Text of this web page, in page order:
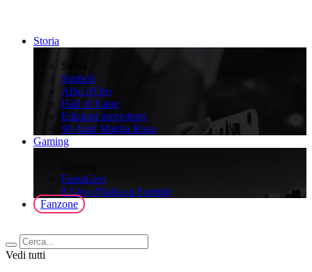
Storia
Storia
Simboli
Albo d'Oro
Hall of Fame
Edizioni precedenti
90 Anni Maglia Rosa
Gaming
FantaGiro
ll Giro d'Italia su Fortnite
Fanzone
Vedi tutti